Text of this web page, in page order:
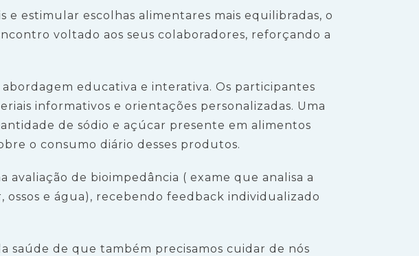
estimular escolhas alimentares mais equilibradas, o
voltado aos seus colaboradores, reforçando a
educativa e interativa. Os participantes
informativos e orientações personalizadas. Uma
de sódio e açúcar presente em alimentos
o consumo diário desses produtos.
avaliação de bioimpedância ( exame que analisa a
e água), recebendo feedback individualizado
saúde de que também precisamos cuidar de nós